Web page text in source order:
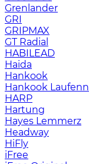
Grenlander
GRI
GRIPMAX
GT Radial
HABILEAD
Haida
Hankook
Hankook Laufenn
HARP
Hartung
Hayes Lemmerz
Headway
HiFly
iFree